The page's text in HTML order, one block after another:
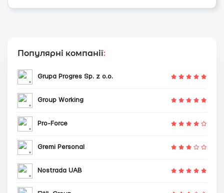
Популярні компанії:
Grupa Progres Sp. z o.o.
Group Working
Pro-Force
Gremi Personal
Nostrada UAB